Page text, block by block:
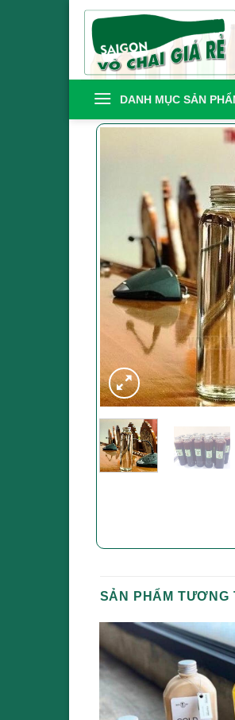
DANH MỤC SẢN
SẢN PHẨM TƯƠNG